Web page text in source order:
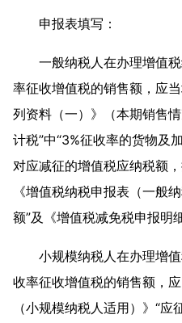
申报表填写：
一般纳税人在办理增值
率征收增值税的销售额，应
列资料（一）》（本期销售
计税”中“3%征收率的货物及
对应减征的增值税应纳税额
《增值税纳税申报表（一般
额”及《增值税减免税申报明
小规模纳税人在办理增
收率征收增值税的销售额，
（小规模纳税人适用）》“